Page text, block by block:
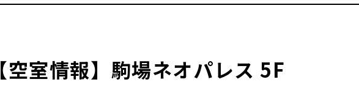
【空室情報】駒場ネオパレス 5F